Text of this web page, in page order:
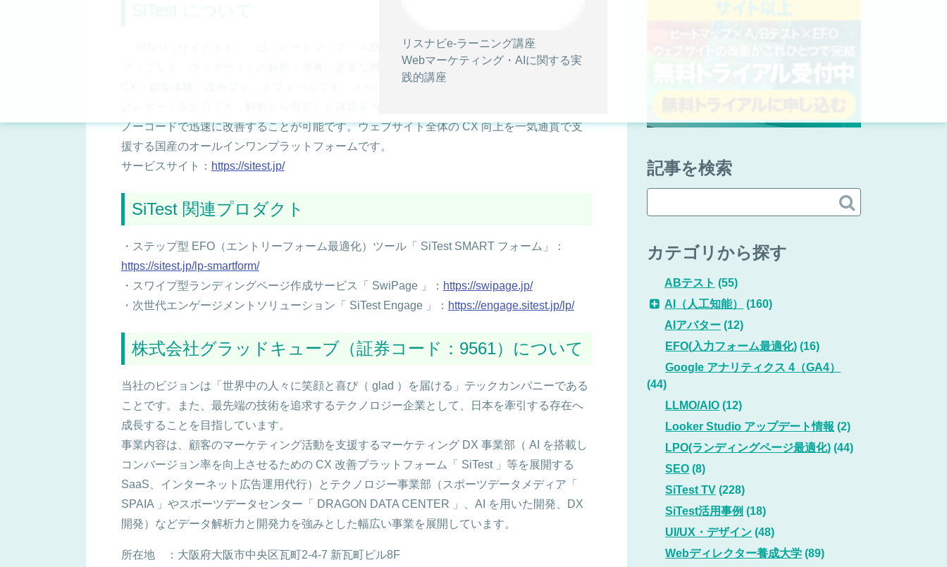
リスナビe-ラーニング講座
Webマーケティング・AIに関する実
践的講座
「 SiTest（サイテスト）」は、ヒートマップ・ A/B テスト・パーソナライズ・ EFO ・ポップ
アップなど、ウェブサイトの解析・改善に必要な機能を備えたノーコードサイト改善・
ノーコードで迅速に改善することが可能です。ウェブサイト全体の CX 向上を一気通貫で支
援する国産のオールインワンプラットフォームです。
サービスサイト： https://sitest.jp/
SiTest 関連プロダクト
・ステップ型 EFO（エントリーフォーム最適化）ツール「 SiTest SMART フォーム」：
https://sitest.jp/lp-smartform/
・スワイプ型ランディングページ作成サービス「 SwiPage 」： https://swipage.jp/
・次世代エンゲージメントソリューション「 SiTest Engage 」： https://engage.sitest.jp/lp/
株式会社グラッドキューブ（証券コード：9561）について
当社のビジョンは「世界中の人々に笑顔と喜び（ glad ）を届ける」テックカンパニーである
ことです。また、最先端の技術を追求するテクノロジー企業として、日本を牽引する存在へ
成長することを目指しています。
事業内容は、顧客のマーケティング活動を支援するマーケティング DX 事業部（ AI を搭載し
コンバージョン率を向上させるための CX 改善プラットフォーム「 SiTest 」等を展開する
SaaS、インターネット広告運用代行）とテクノロジー事業部（スポーツデータメディア「
SPAIA 」やスポーツデータセンター「 DRAGON DATA CENTER 」、AI を用いた開発、DX
開発）などデータ解析力と開発力を強みとした幅広い事業を展開しています。
所在地 ：大阪府大阪市中央区瓦町2-4-7 新瓦町ビル8F
記事を検索

カテゴリから探す
ABテスト (55)
AI（人工知能）
(160)
AIアバター (12)
EFO(入力フォーム最適化) (16)
Google アナリティクス 4（GA4）
(44)
LLMO/AIO (12)
Looker Studio アップデート情報 (2)
LPO(ランディングページ最適化) (44)
SEO (8)
SiTest TV (228)
SiTest活用事例 (18)
UI/UX・デザイン (48)
Webディレクター養成大学 (89)